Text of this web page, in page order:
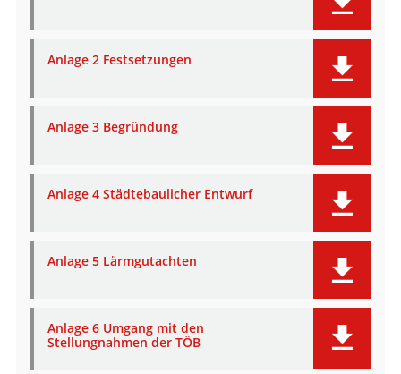
Anlage 2 Festsetzungen
Anlage 3 Begründung
Anlage 4 Städtebaulicher Entwurf
Anlage 5 Lärmgutachten
Anlage 6 Umgang mit den
Stellungnahmen der TÖB